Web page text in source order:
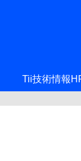
Tii技術情報